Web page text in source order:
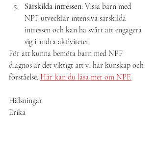
Prenumerera gärna på bloggen
och få löpande tillgång till
relationstips, övningar och
nyheter!Det kostar bara 65
kr/månad och du kan avsluta
Särskilda intressen: Vissa barn med
NPF utvecklar intensiva särskilda
intressen och kan ha svårt att engagera
sig i andra aktiviteter.
För att kunna bemöta barn med NPF
diagnos är det viktigt att vi har kunskap och
förståelse. Här kan du läsa mer om NPF.
Hälsningar
Erika